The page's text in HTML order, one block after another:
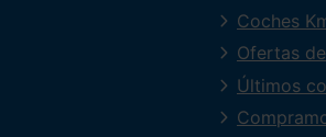
Coches
Ofertas
Últimos